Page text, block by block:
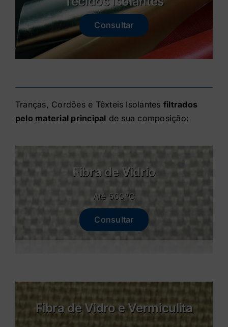
Consultar
Tranças, Cordões e Têxteis Isolantes filtrados
pelo material principal de sua composição:
Fibra de Vidrio
Até 500ºC
Consultar
Fibra de Vidro e Vermiculita